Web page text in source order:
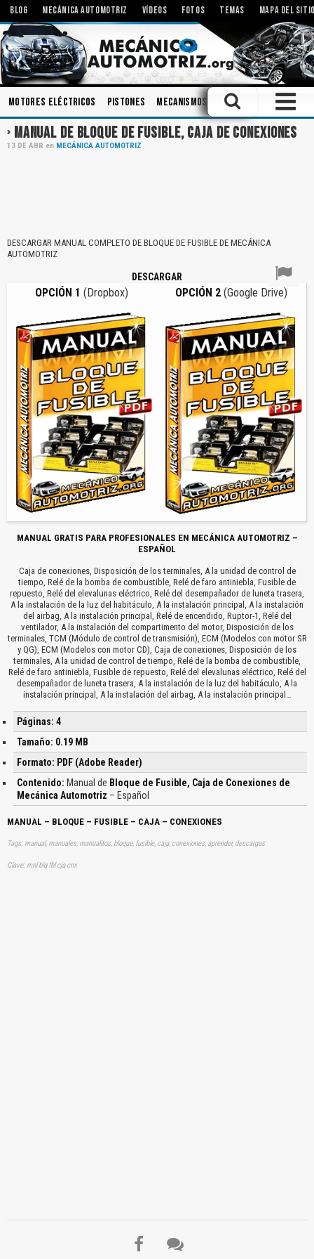
BLOG MECÁNICA AUTOMOTRIZ VÍDEOS FOTOS TEMAS MAPA DEL
Motores Eléctricos Pistones Mecanismos Embrague
MANUAL DE BLOQUE DE FUSIBLE, CAJA DE CONEXIONES
13 DE ABR en MECÁNICA AUTOMOTRIZ
DESCARGAR MANUAL COMPLETO DE BLOQUE DE FUSIBLE DE MECÁNICA
AUTOMOTRIZ
DESCARGAR
OPCIÓN 1 (Dropbox) OPCIÓN 2 (Google Drive)
MANUAL GRATIS PARA PROFESIONALES EN MECÁNICA AUTOMOTRIZ –
ESPAÑOL
Caja de conexiones, Disposición de los terminales, A la unidad de control de
tiempo, Relé de la bomba de combustible, Relé de faro antiniebla, Fusible de
repuesto, Relé del elevalunas eléctrico, Relé del desempañador de luneta trasera,
A la instalación de la luz del habitáculo, A la instalación principal, A la instalación
del airbag, A la instalación principal, Relé de encendido, Ruptor-1, Relé del
ventilador, A la instalación del compartimento del motor, Disposición de los
terminales, TCM (Módulo de control de transmisión), ECM (Modelos con motor SR
y QG), ECM (Modelos con motor CD), Caja de conexiones, Disposición de los
terminales, A la unidad de control de tiempo, Relé de la bomba de combustible,
Relé de faro antiniebla, Fusible de repuesto, Relé del elevalunas eléctrico, Relé del
desempañador de luneta trasera, A la instalación de la luz del habitáculo, A la
instalación principal, A la instalación del airbag, A la instalación principal…
Páginas: 4
Tamaño: 0.19 MB
Formato: PDF (Adobe Reader)
Contenido: Manual de Bloque de Fusible, Caja de Conexiones de
Mecánica Automotriz – Español
MANUAL – BLOQUE – FUSIBLE – CAJA – CONEXIONES
Tags: manual, manuales, manualitos, bloque, fusible, caja, conexiones, aprender, descargas
Clave: mnl blq fbl cja cnx